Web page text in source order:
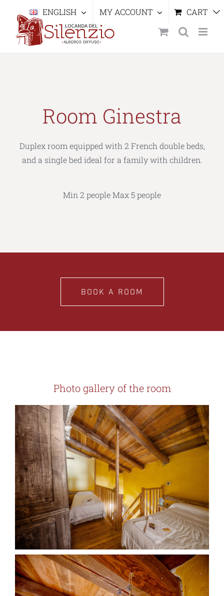
content
ENGLISH MY ACCOUNT CART
Room Ginestra
Duplex room equipped with 2 French double beds,
and a single bed ideal for a family with children.
Min 2 people Max 5 people
BOOK A ROOM
Photo gallery of the room